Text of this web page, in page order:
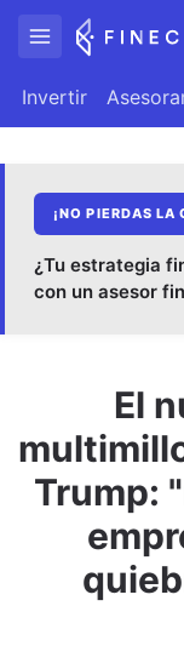
Invertir
¡NO PIERDAS LA
¿Tu estrategia
con un asesor
El
Trump: